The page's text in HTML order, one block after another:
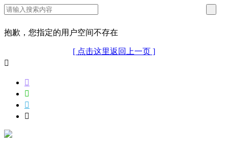
抱歉，您指定的用户空间不存在
[ 点击这里返回上一页 ]




